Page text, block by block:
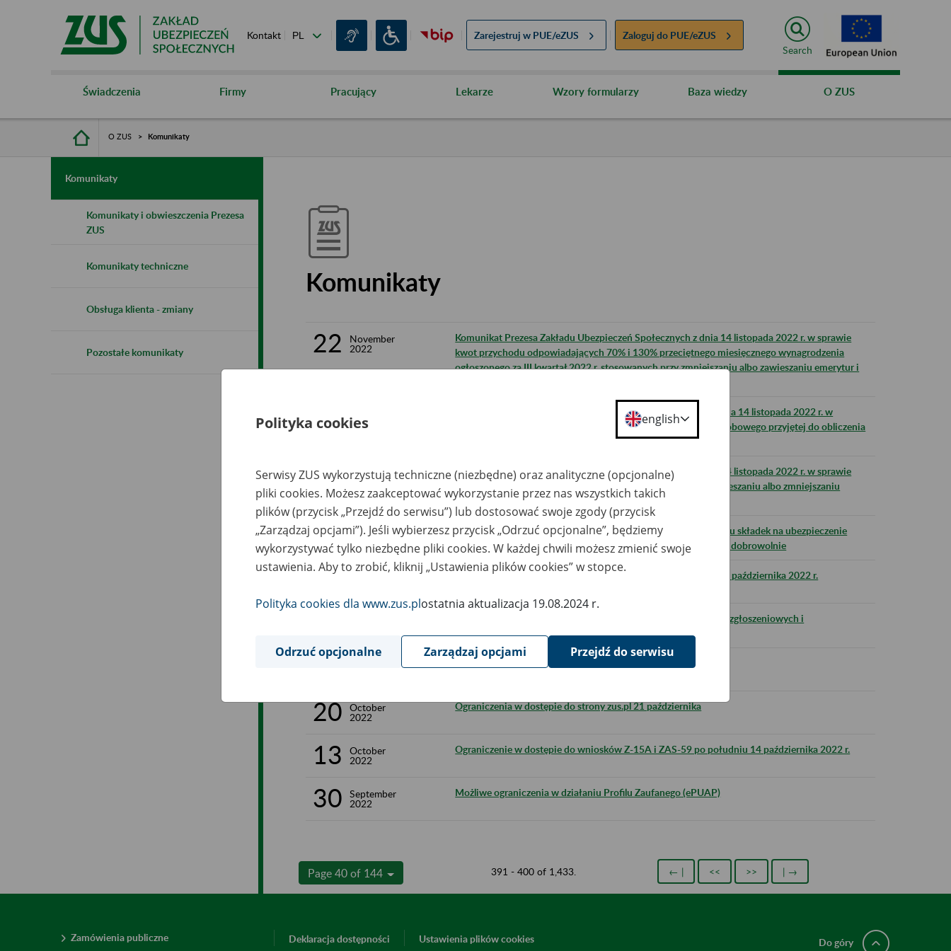
Kontakt Zarejestruj w PUE/eZUS Zaloguj do PUE/eZUS
Search
Świadczenia Firmy Pracujący Lekarze Wzory formularzy Baza wiedzy O ZUS
O ZUS Komunikaty
Komunikaty
Komunikaty i obwieszczenia Prezesa
ZUS
Komunikaty techniczne
Obsługa klienta - zmiany
Pozostałe komunikaty
Komunikaty
22
November
2022
Komunikat Prezesa Zakładu Ubezpieczeń Społecznych z dnia 14 listopada 2022 r. w sprawie
kwot przychodu odpowiadających 70% i 130% przeciętnego miesięcznego wynagrodzenia
ogłoszonego za III kwartał 2022 r. stosowanych przy zmniejszaniu albo zawieszaniu emerytur i
22 2022
Obwieszczenie Prezesa Zakładu Ubezpieczeń Społecznych z dnia 14 listopada 2022 r. w
sprawie wskaźnika waloryzacji podstawy wymiaru zasiłku chorobowego przyjętej do obliczenia
świadczenia rehabilitacyjnego w I kwartale 2023 r.
18
November
2022
Komunikat Prezesa Zakładu Ubezpieczeń Społecznych z dnia 14 listopada 2022 r. w sprawie
granicznych kwot przychodu dla 2022 r. stosowanych przy zawieszaniu albo zmniejszaniu
emerytur i rent
3
November
2022
Komunikat Prezesa ZUS z dnia 28.10.2022 r. - podstawa wymiaru składek na ubezpieczenie
chorobowe osób, które ubezpieczeniu chorobowemu podlegają dobrowolnie
28 Ograniczenie w dostępie do portalu PUE ZUS w nocy z 28 na 29 października 2022 r.
Ograniczenia w dostępności usług przyjmowania dokumentów zgłoszeniowych i
rozliczeniowych dla programu Płatnik
21 Komunikat dla wytwórców oprogramowania interfejsowego
20 October
2022
Ograniczenia w dostępie do strony zus.pl 21 października
13
October
2022
Ograniczenie w dostępie do wniosków Z-15A i ZAS-59 po południu 14 października 2022 r.
30
September
2022
Możliwe ograniczenia w działaniu Profilu Zaufanego (ePUAP)
Page 40 of 144 391 - 400 of 1,433. ← | << >> | →
Zamówienia publiczne Deklaracja dostępności Ustawienia plików cookies Do góry
Polityka cookies english
Serwisy ZUS wykorzystują techniczne (niezbędne) oraz analityczne (opcjonalne)
pliki cookies. Możesz zaakceptować wykorzystanie przez nas wszystkich takich
plików (przycisk „Przejdź do serwisu”) lub dostosować swoje zgody (przycisk
„Zarządzaj opcjami”). Jeśli wybierzesz przycisk „Odrzuć opcjonalne”, będziemy
wykorzystywać tylko niezbędne pliki cookies. W każdej chwili możesz zmienić swoje
ustawienia. Aby to zrobić, kliknij „Ustawienia plików cookies” w stopce.
Polityka cookies dla www.zus.plostatnia aktualizacja 19.08.2024 r.
Odrzuć opcjonalne Zarządzaj opcjami Przejdź do serwisu